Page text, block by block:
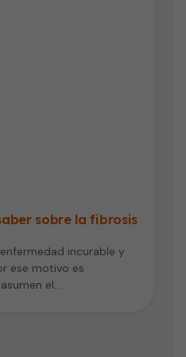
sobre la fibrosis
incurable y
ese motivo es
el…